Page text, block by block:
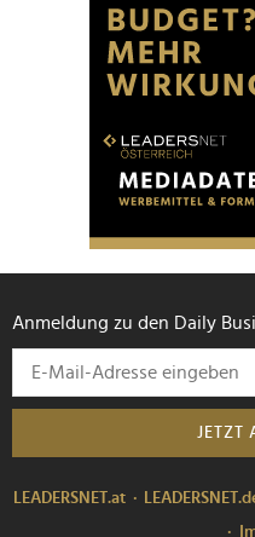
Anmeldung zu den Daily
JETZT
LEADERSNET.at